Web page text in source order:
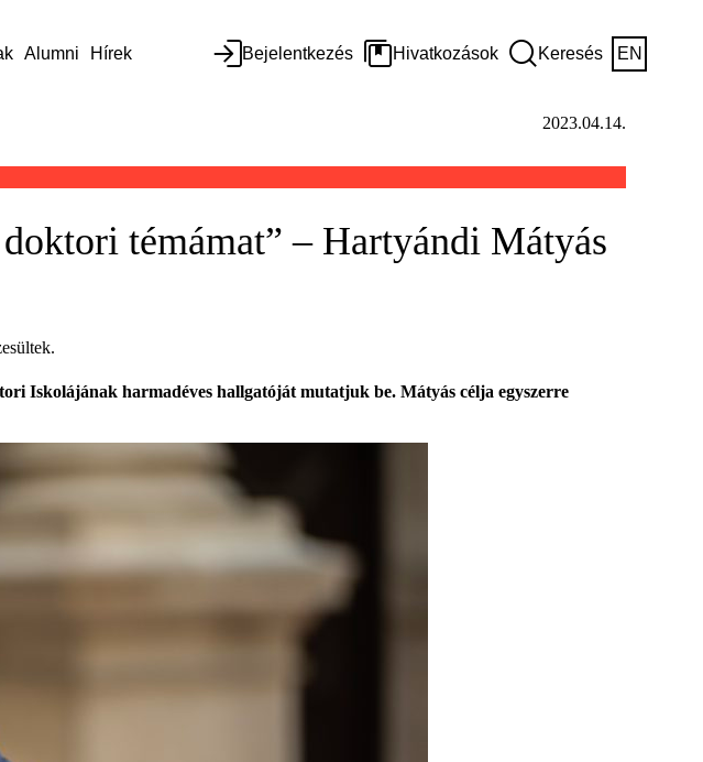
Alumni Hírek Bejelentkezés Hivatkozások Keresés EN
2023.04.14.
témámat” – Hartyándi Mátyás
Iskolájának harmadéves hallgatóját mutatjuk be. Mátyás célja egyszerre